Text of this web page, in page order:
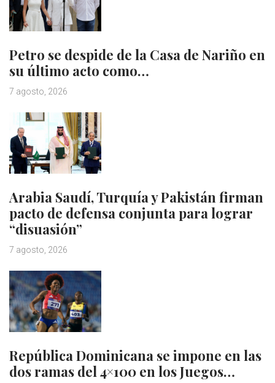
Petro se despide de la Casa de Nariño en
su último acto como…
7 agosto, 2026
Arabia Saudí, Turquía y Pakistán firman
pacto de defensa conjunta para lograr
“disuasión”
7 agosto, 2026
República Dominicana se impone en las
dos ramas del 4×100 en los Juegos…